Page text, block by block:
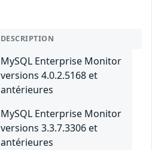
DESCRIPTION
MySQL Enterprise Monitor
versions 4.0.2.5168 et
antérieures
MySQL Enterprise Monitor
versions 3.3.7.3306 et
antérieures